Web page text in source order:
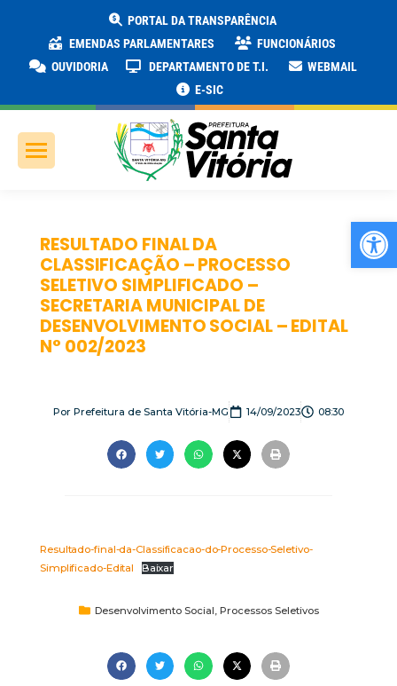
PORTAL DA TRANSPARÊNCIA
EMENDAS PARLAMENTARES
FUNCIONÁRIOS
OUVIDORIA
DEPARTAMENTO DE T.I.
WEBMAIL
E-SIC
RESULTADO FINAL DA
CLASSIFICAÇÃO – PROCESSO
SELETIVO SIMPLIFICADO –
SECRETARIA MUNICIPAL DE
DESENVOLVIMENTO SOCIAL – EDITAL
N° 002/2023
Por Prefeitura de Santa Vitória-MG 14/09/2023 08:30
Resultado-final-da-Classificacao-do-Processo-Seletivo-
Simplificado-Edital
Baixar
Desenvolvimento Social Processos Seletivos